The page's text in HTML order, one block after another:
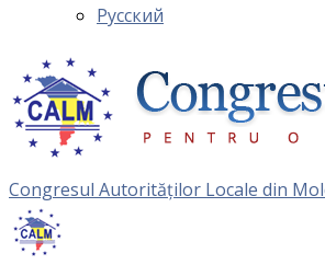
Русский
Congresul Autorităţilor Locale din